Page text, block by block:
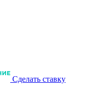
Сделать ставку